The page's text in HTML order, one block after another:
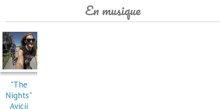
En musique
"The
Nights"
Avicii